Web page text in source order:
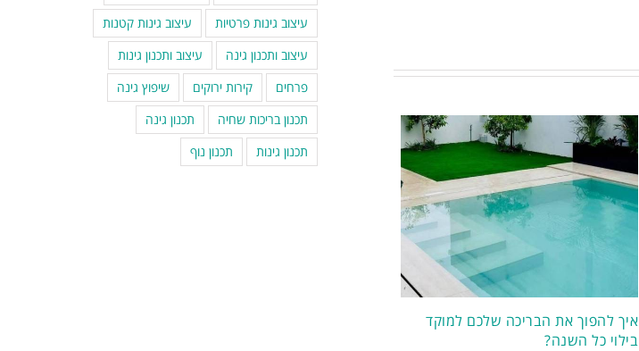
איך להפוך את הבריכה שלכם למוקד
בילוי כל השנה?
עיצוב גינות פרטיות
עיצוב גינות קטנות
עיצוב ותכנון גינה
עיצוב ותכנון גינות
פרחים
קירות ירוקים
שיפוץ גינה
תכנון בריכות שחיה
תכנון גינה
תכנון גינות
תכנון נוף